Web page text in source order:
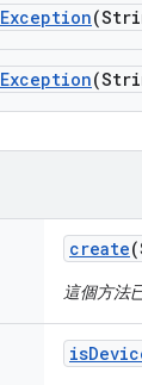
Exception
Exception
create
這個方法
is